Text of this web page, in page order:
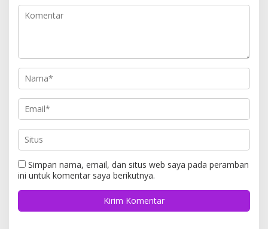
Simpan nama, email, dan situs web saya pada peramban
ini untuk komentar saya berikutnya.